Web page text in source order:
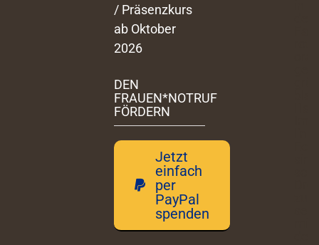
/ Präsenzkurs
ab Oktober
2026
DEN
FRAUEN*NOTRUF
FÖRDERN
Jetzt
einfach
per
PayPal
spenden